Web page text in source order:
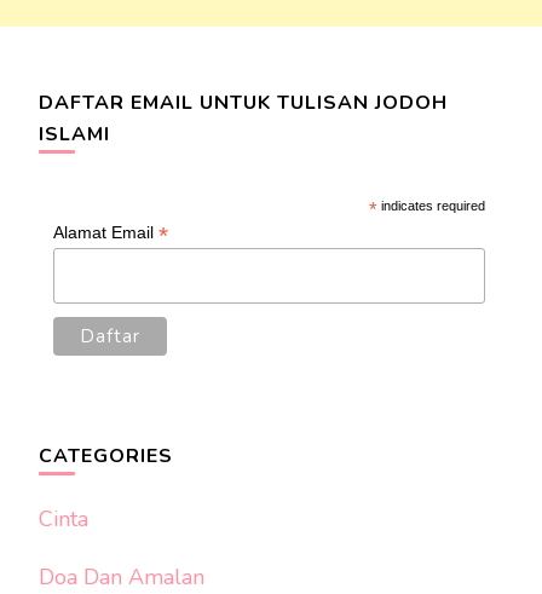
DAFTAR EMAIL UNTUK TULISAN JODOH
ISLAMI
* indicates required
Alamat Email *
CATEGORIES
Cinta
Doa Dan Amalan